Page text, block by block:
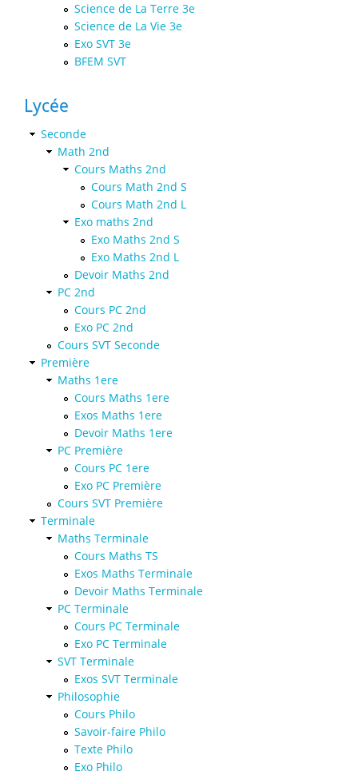
Science de La Terre 3e
Science de La Vie 3e
Exo SVT 3e
BFEM SVT
Lycée
Seconde
Math 2nd
Cours Maths 2nd
Cours Math 2nd S
Cours Math 2nd L
Exo maths 2nd
Exo Maths 2nd S
Exo Maths 2nd L
Devoir Maths 2nd
PC 2nd
Cours PC 2nd
Exo PC 2nd
Cours SVT Seconde
Première
Maths 1ere
Cours Maths 1ere
Exos Maths 1ere
Devoir Maths 1ere
PC Première
Cours PC 1ere
Exo PC Première
Cours SVT Première
Terminale
Maths Terminale
Cours Maths TS
Exos Maths Terminale
Devoir Maths Terminale
PC Terminale
Cours PC Terminale
Exo PC Terminale
SVT Terminale
Exos SVT Terminale
Philosophie
Cours Philo
Savoir-faire Philo
Texte Philo
Exo Philo